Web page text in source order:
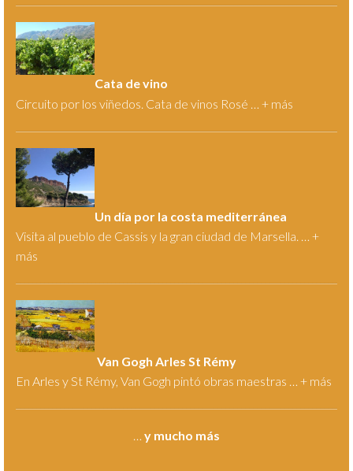
Cata de vino
Circuito por los viñedos. Cata de vinos Rosé … + más
Un día por la costa mediterránea
Visita al pueblo de Cassis y la gran ciudad de Marsella. … +
más
Van Gogh Arles St Rémy
En Arles y St Rémy, Van Gogh pintó obras maestras … + más
… y mucho más